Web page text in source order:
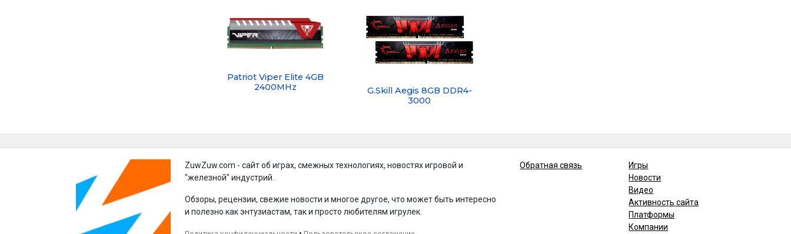
Patriot Viper Elite 4GB
2400MHz
G.Skill Aegis 8GB DDR4-
3000
ZuwZuw.com - сайт об играх, смежных технологиях, новостях игровой и
"железной" индустрий.
Обзоры, рецензии, свежие новости и многое другое, что может быть интересно
и полезно как энтузиастам, так и просто любителям игрулек.
Обратная связь
Игры
Новости
Видео
Активность сайта
Платформы
Компании